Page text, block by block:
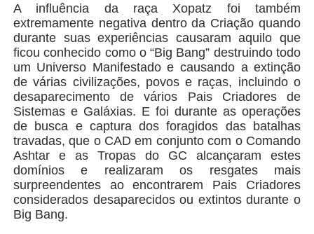
A influência da raça Xopatz foi também
extremamente negativa dentro da Criação quando
durante suas experiências causaram aquilo que
ficou conhecido como o “Big Bang” destruindo todo
um Universo Manifestado e causando a extinção
de várias civilizações, povos e raças, incluindo o
desaparecimento de vários Pais Criadores de
Sistemas e Galáxias. E foi durante as operações
de busca e captura dos foragidos das batalhas
travadas, que o CAD em conjunto com o Comando
Ashtar e as Tropas do GC alcançaram estes
domínios e realizaram os resgates mais
surpreendentes ao encontrarem Pais Criadores
considerados desaparecidos ou extintos durante o
Big Bang.